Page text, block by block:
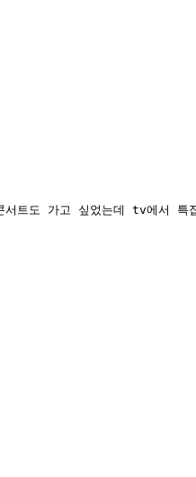
트도 가고 싶었는데 tv에서 특